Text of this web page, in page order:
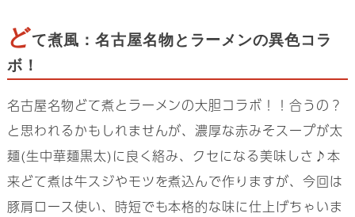
どて煮風：名古屋名物とラーメンの異色コラ
ボ！
名古屋名物どて煮とラーメンの大胆コラボ！！合うの？
と思われるかもしれませんが、濃厚な赤みそスープが太
麺(生中華麺黒太)に良く絡み、クセになる美味しさ♪本
来どて煮は牛スジやモツを煮込んで作りますが、今回は
豚肩ロース使い、時短でも本格的な味に仕上げちゃいま